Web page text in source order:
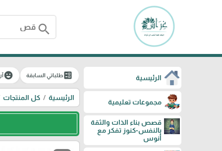
search
الرئيسية
مجموعات تعليمية
قصص بناء الذات والثقة
بالنفس-كنوز تفكر مع
أنوس
ballotطلباتي السابقة emoji_emotions
الرئيسية كل المنتجات